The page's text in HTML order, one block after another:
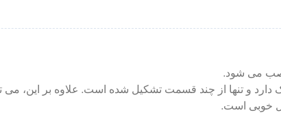
می شود.
خوبی است.